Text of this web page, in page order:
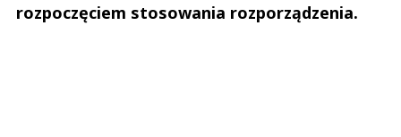
rozpoczęciem stosowania rozporządzenia.